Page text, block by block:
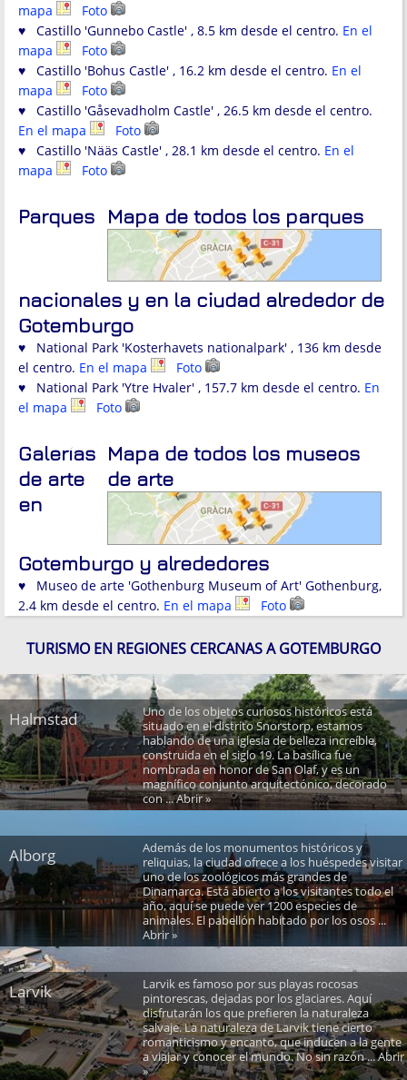
mapa
Foto
♥ Castillo 'Gunnebo Castle' , 8.5 km desde el centro. En el
mapa
Foto
♥ Castillo 'Bohus Castle' , 16.2 km desde el centro. En el
mapa
Foto
♥ Castillo 'Gåsevadholm Castle' , 26.5 km desde el centro.
En el mapa
Foto
♥ Castillo 'Nääs Castle' , 28.1 km desde el centro. En el
mapa
Foto
Mapa de todos los parques
Parques
nacionales y en la ciudad alrededor de
Gotemburgo
♥ National Park 'Kosterhavets nationalpark' , 136 km desde
el centro. En el mapa
Foto
♥ National Park 'Ytre Hvaler' , 157.7 km desde el centro. En
el mapa
Foto
Mapa de todos los museos
de arte
Galerías
de arte
en
Gotemburgo y alrededores
♥ Museo de arte 'Gothenburg Museum of Art' Gothenburg,
2.4 km desde el centro. En el mapa Foto
TURISMO EN REGIONES CERCANAS A GOTEMBURGO
Halmstad
Uno de los objetos curiosos históricos está
situado en el distrito Snorstorp, estamos
hablando de una iglesia de belleza increíble,
construida en el siglo 19. La basílica fue
nombrada en honor de San Olaf, y es un
magnífico conjunto arquitectónico, decorado
con ... Abrir »
Alborg
Además de los monumentos históricos y
reliquias, la ciudad ofrece a los huéspedes visitar
uno de los zoológicos más grandes de
Dinamarca. Está abierto a los visitantes todo el
año, aquí se puede ver 1200 especies de
animales. El pabellón habitado por los osos ...
Abrir »
Larvik
Larvik es famoso por sus playas rocosas
pintorescas, dejadas por los glaciares. Aquí
disfrutarán los que prefieren la naturaleza
salvaje. La naturaleza de Larvik tiene cierto
romanticismo y encanto, que inducen a la gente
a viajar y conocer el mundo. No sin razón ... Abrir
»